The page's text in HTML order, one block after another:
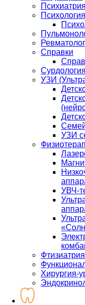
Психиатрия
Психология
Справки
Сурдология
УЗИ
УЗИ
УВЧ-
Фтизиатрия
Хирургия-